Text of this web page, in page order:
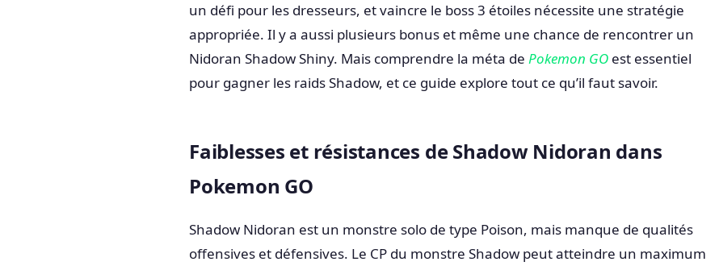
un défi pour les dresseurs, et vaincre le boss 3 étoiles nécessite une stratégie
appropriée. Il y a aussi plusieurs bonus et même une chance de rencontrer un
Nidoran Shadow Shiny. Mais comprendre la méta de Pokemon GO est essentiel
pour gagner les raids Shadow, et ce guide explore tout ce qu’il faut savoir.
Faiblesses et résistances de Shadow Nidoran dans
Pokemon GO
Shadow Nidoran est un monstre solo de type Poison, mais manque de qualités
offensives et défensives. Le CP du monstre Shadow peut atteindre un maximum